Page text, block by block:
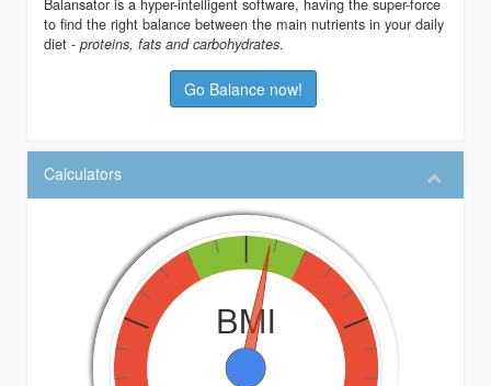
to find the right balance between the main nutrients in your daily
diet - proteins, fats and carbohydrates.
Go Balance now!
Calculators